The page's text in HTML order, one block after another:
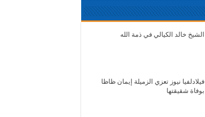
الشيخ خالد الكيالي في ذمة الله
فيلادلفيا نيوز تعزي الزميلة إيمان ظاظا
بوفاة شقيقتها